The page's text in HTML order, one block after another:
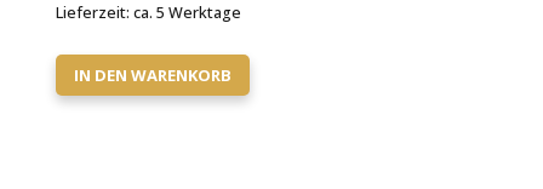
Lieferzeit:ca. 5 Werktage
IN DEN WARENKORB